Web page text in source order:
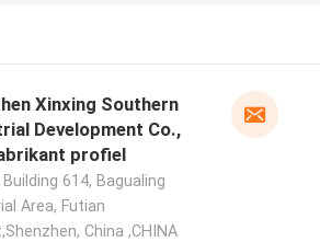
Xinxing Southern
Development Co.,
profiel
Building 614, Bagualing
Area, Futian
China ,CHINA